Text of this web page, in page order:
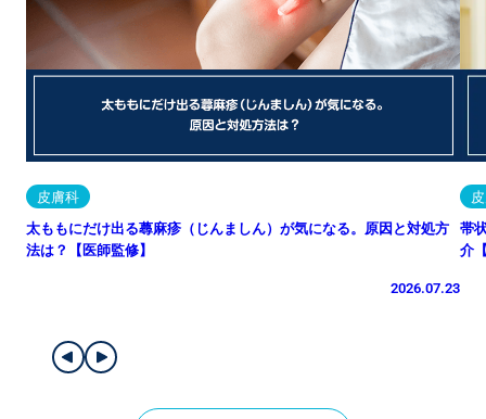
皮膚科
太ももにだけ出る蕁麻疹（じんましん）が気になる。原因と対処方
法は？【医師監修】
2026.07.23
帯
介